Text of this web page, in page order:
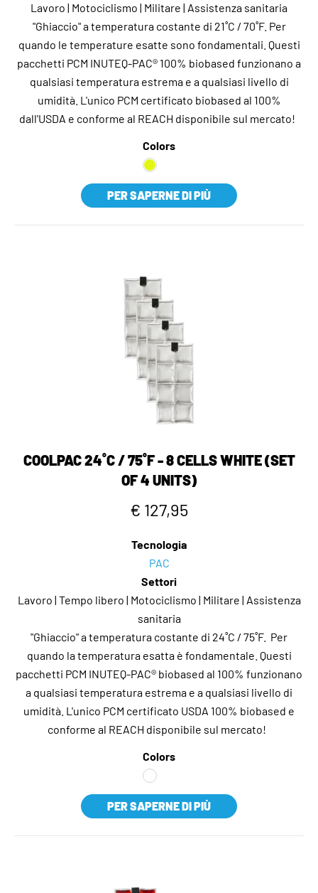
Lavoro | Motociclismo | Militare | Assistenza sanitaria
"Ghiaccio" a temperatura costante di 21˚C / 70˚F. Per
quando le temperature esatte sono fondamentali. Questi
pacchetti PCM INUTEQ-PAC® 100% biobased funzionano a
qualsiasi temperatura estrema e a qualsiasi livello di
umidità. L'unico PCM certificato biobased al 100%
dall'USDA e conforme al REACH disponibile sul mercato!
Colors
PER SAPERNE DI PIÙ
COOLPAC 24˚C / 75˚F - 8 CELLS WHITE (SET
OF 4 UNITS)
€ 127,95
Tecnologia
PAC
Settori
Lavoro | Tempo libero | Motociclismo | Militare | Assistenza
sanitaria
"Ghiaccio" a temperatura costante di 24˚C / 75˚F. Per
quando la temperatura esatta è fondamentale. Questi
pacchetti PCM INUTEQ-PAC® biobased al 100% funzionano
a qualsiasi temperatura estrema e a qualsiasi livello di
umidità. L'unico PCM certificato USDA 100% biobased e
conforme al REACH disponibile sul mercato!
Colors
PER SAPERNE DI PIÙ